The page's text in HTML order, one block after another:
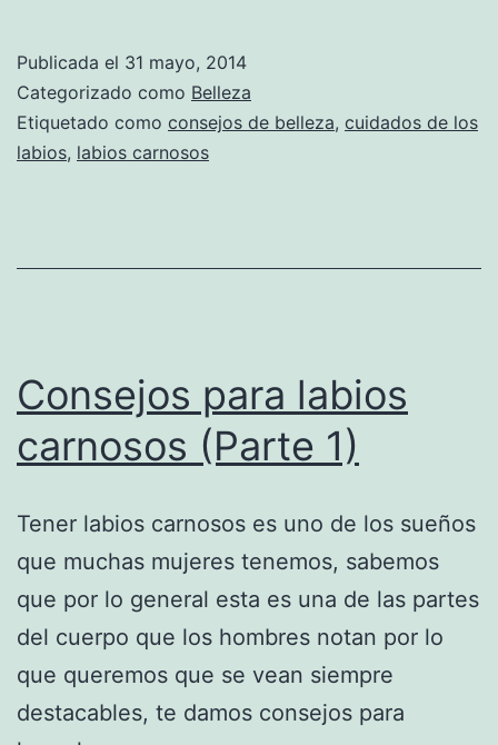
Publicada el 31 mayo, 2014
Categorizado como Belleza
Etiquetado como consejos de belleza, cuidados de los
labios, labios carnosos
Consejos para labios
carnosos (Parte 1)
Tener labios carnosos es uno de los sueños
que muchas mujeres tenemos, sabemos
que por lo general esta es una de las partes
del cuerpo que los hombres notan por lo
que queremos que se vean siempre
destacables, te damos consejos para